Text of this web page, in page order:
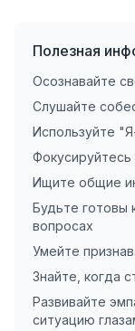
Полезная
Осознавайте
Слушайте
Используйте
Ищите общие
Будьте готовы
вопросах
Умейте
Знайте, когда
Развивайте
ситуацию